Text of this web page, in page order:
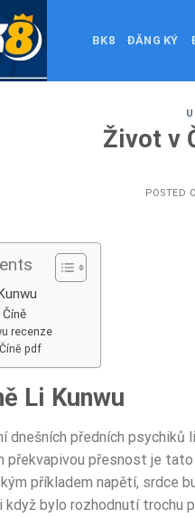
BK8 ĐĂNG KÝ
Život v
POSTED
recenze
pdf
Li Kunwu
dnešních předních
překvapivou přesnost je
příkladem napětí, srdce
bylo rozhodnutí trochu